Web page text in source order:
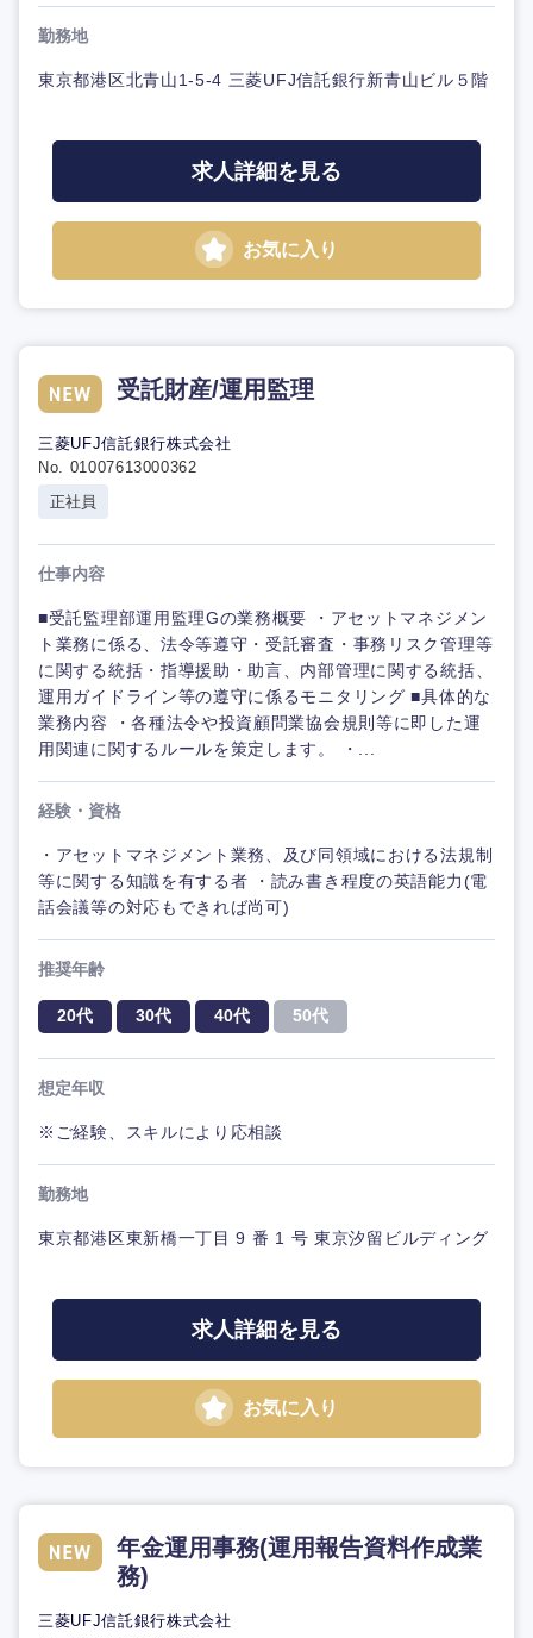
勤務地
東京都港区北青山1-5-4 三菱UFJ信託銀行新青山ビル５階
求人詳細を見る
お気に入り
受託財産/運用監理
三菱UFJ信託銀行株式会社
No. 01007613000362
正社員
仕事内容
■受託監理部運用監理Gの業務概要 ・アセットマネジメン
ト業務に係る、法令等遵守・受託審査・事務リスク管理等
に関する統括・指導援助・助言、内部管理に関する統括、
運用ガイドライン等の遵守に係るモニタリング ■具体的な
業務内容 ・各種法令や投資顧問業協会規則等に即した運
用関連に関するルールを策定します。 ・...
経験・資格
・アセットマネジメント業務、及び同領域における法規制
等に関する知識を有する者 ・読み書き程度の英語能力(電
話会議等の対応もできれば尚可)
推奨年齢
20代 30代 40代 50代
想定年収
※ご経験、スキルにより応相談
勤務地
東京都港区東新橋一丁目 9 番 1 号 東京汐留ビルディング
求人詳細を見る
お気に入り
年金運用事務(運用報告資料作成業
務)
三菱UFJ信託銀行株式会社